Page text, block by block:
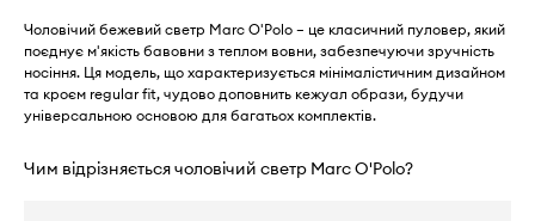
Чоловічий бежевий светр Marc O'Polo – це класичний пуловер, який
поєднує м'якість бавовни з теплом вовни, забезпечуючи зручність
носіння. Ця модель, що характеризується мінімалістичним дизайном
та кроєм regular fit, чудово доповнить кежуал образи, будучи
універсальною основою для багатьох комплектів.
Чим відрізняється чоловічий светр Marc O'Polo?